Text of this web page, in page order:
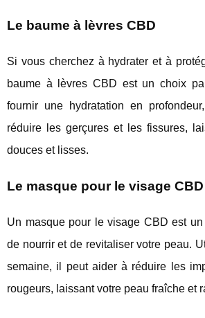
Le baume à lèvres CBD
Si vous cherchez à hydrater et à
baume à lèvres CBD est un choix
fournir une hydratation en
réduire les gerçures et les fissures,
douces et lisses.
Le masque pour le visage CBD
Un masque pour le visage CBD est
de nourrir et de revitaliser votre peau.
semaine, il peut aider à réduire les
rougeurs, laissant votre peau fraîche et